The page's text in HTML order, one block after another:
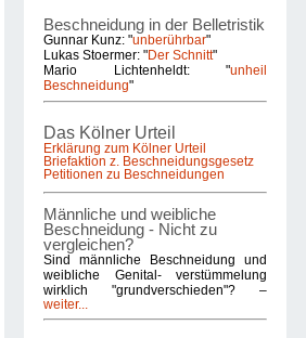
Beschneidung in der Belletristik
Gunnar Kunz: "unberührbar"
Lukas Stoermer: "Der Schnitt"
Mario Lichtenheldt: "unheil
Beschneidung"
Das Kölner Urteil
Erklärung zum Kölner Urteil
Briefaktion z. Beschneidungsgesetz
Petitionen zu Beschneidungen
Männliche und weibliche
Beschneidung - Nicht zu
vergleichen?
Sind männliche Beschneidung und
weibliche Genital- verstümmelung
wirklich "grundverschieden"? –
weiter...